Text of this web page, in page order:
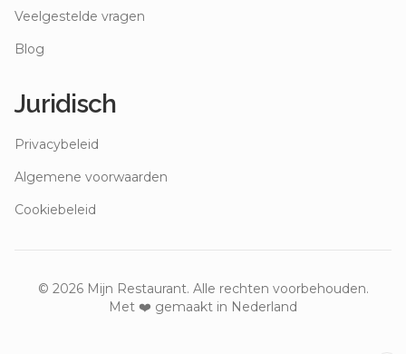
Veelgestelde vragen
Blog
Juridisch
Privacybeleid
Algemene voorwaarden
Cookiebeleid
© 2026Mijn Restaurant. Alle rechten voorbehouden.
Met ❤️ gemaakt in Nederland